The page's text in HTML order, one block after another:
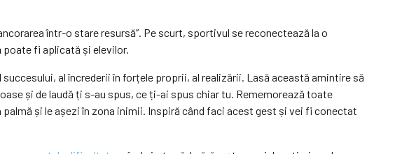
într-o stare resursă”. Pe scurt, sportivul se reconectează la o
fi aplicată și elevilor.
al încrederii în forțele proprii, al realizării. Lasă această amintire să
și de laudă ți s-au spus, ce ți-ai spus chiar tu. Rememorează toate
și le așezi în zona inimii. Inspiră când faci acest gest și vei fi conectat